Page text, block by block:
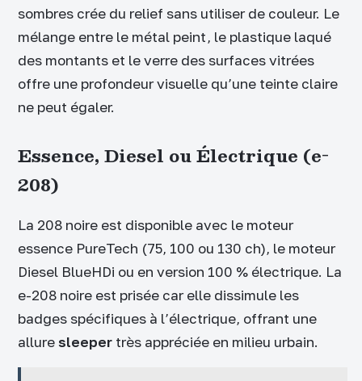
sombres crée du relief sans utiliser de couleur. Le
mélange entre le métal peint, le plastique laqué
des montants et le verre des surfaces vitrées
offre une profondeur visuelle qu’une teinte claire
ne peut égaler.
Essence, Diesel ou Électrique (e-
208)
La 208 noire est disponible avec le moteur
essence PureTech (75, 100 ou 130 ch), le moteur
Diesel BlueHDi ou en version 100 % électrique. La
e-208 noire est prisée car elle dissimule les
badges spécifiques à l’électrique, offrant une
alluresleeper très appréciée en milieu urbain.